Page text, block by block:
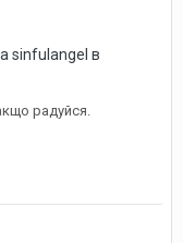
sinfulangel в
радуйся.